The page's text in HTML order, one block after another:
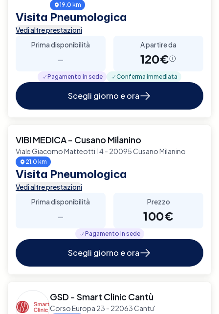
19.0 km
Visita Pneumologica
Vedi altre prestazioni
Prima disponibilità
-
A partire da
120€
Pagamento in sede Conferma immediata
Scegli giorno e ora
VIBI MEDICA - Cusano Milanino
Viale Giacomo Matteotti 14 - 20095 Cusano Milanino
21.0 km
Visita Pneumologica
Vedi altre prestazioni
Prima disponibilità
-
Prezzo
100€
Pagamento in sede
Scegli giorno e ora
GSD - Smart Clinic Cantù
Corso Europa 23 - 22063 Cantu'